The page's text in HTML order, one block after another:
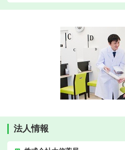
法人情報